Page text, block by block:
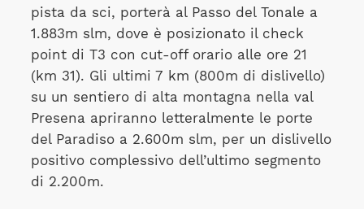
pista da sci, porterà al Passo del Tonale a
1.883m slm, dove è posizionato il check
point di T3 con cut-off orario alle ore 21
(km 31). Gli ultimi 7 km (800m di dislivello)
su un sentiero di alta montagna nella val
Presena apriranno letteralmente le porte
del Paradiso a 2.600m slm, per un dislivello
positivo complessivo dell’ultimo segmento
di 2.200m.